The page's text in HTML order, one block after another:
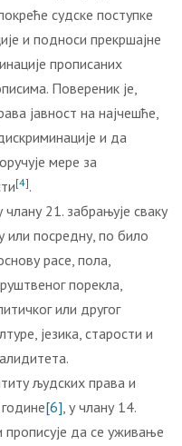
судске поступке
и подноси прекршајне
прописаних
Повереник је,
јавност на најчешће,
и да
мере за
[4].
члану 21. забрањује сваку
или посредну, по било
расе, пола,
порекла,
или другог
језика, старости и
људских права и
[6], у члану 14.
прописује да се уживање